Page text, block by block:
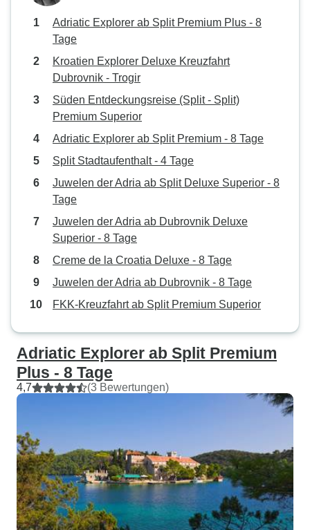
Adriatic Explorer ab Split Premium Plus - 8
Tage
Kroatien Explorer Deluxe Kreuzfahrt
Dubrovnik - Trogir
Süden Entdeckungsreise (Split - Split)
Premium Superior
Adriatic Explorer ab Split Premium - 8 Tage
Split Stadtaufenthalt - 4 Tage
Juwelen der Adria ab Split Deluxe Superior - 8
Tage
Juwelen der Adria ab Dubrovnik Deluxe
Superior - 8 Tage
Creme de la Croatia Deluxe - 8 Tage
Juwelen der Adria ab Dubrovnik - 8 Tage
FKK-Kreuzfahrt ab Split Premium Superior
Adriatic Explorer ab Split Premium
Plus - 8 Tage
4,7 (3 Bewertungen)